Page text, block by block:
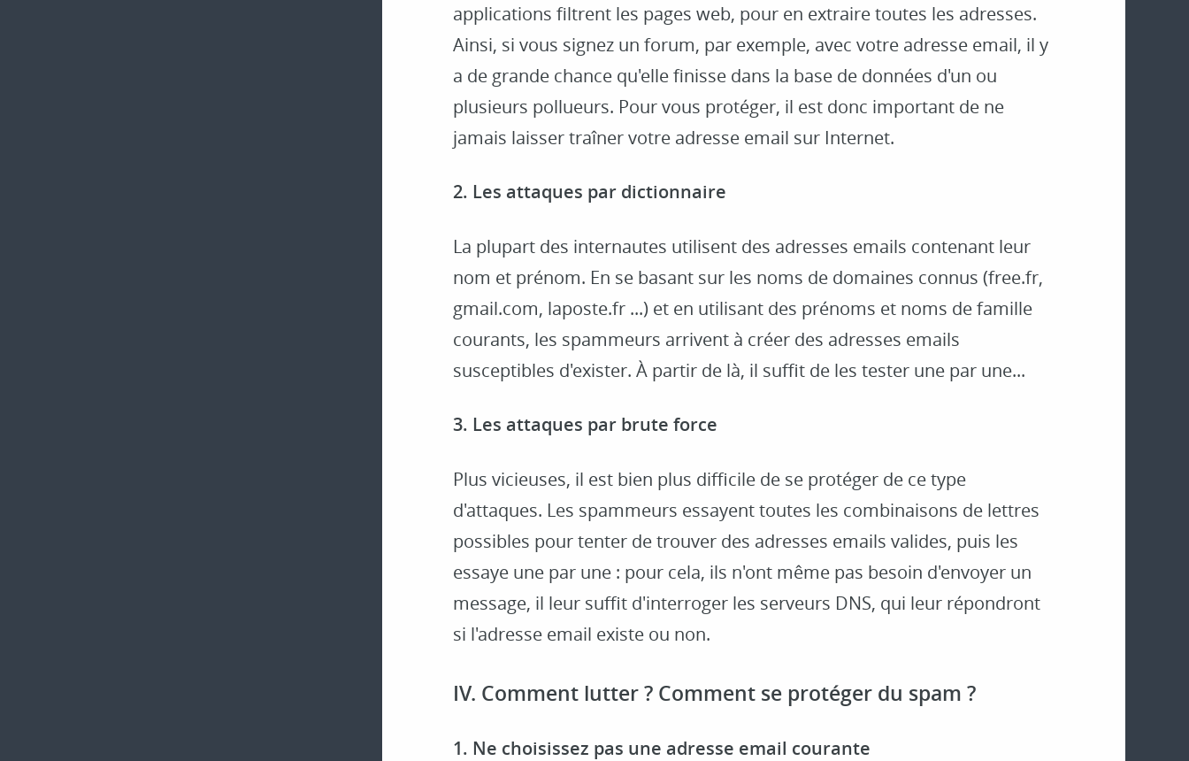
applications filtrent les pages web, pour en extraire toutes les adresses.
Ainsi, si vous signez un forum, par exemple, avec votre adresse email, il y
a de grande chance qu'elle finisse dans la base de données d'un ou
plusieurs pollueurs. Pour vous protéger, il est donc important de ne
jamais laisser traîner votre adresse email sur Internet.
2. Les attaques par dictionnaire
La plupart des internautes utilisent des adresses emails contenant leur
nom et prénom. En se basant sur les noms de domaines connus (free.fr,
gmail.com, laposte.fr ...) et en utilisant des prénoms et noms de famille
courants, les spammeurs arrivent à créer des adresses emails
susceptibles d'exister. À partir de là, il suffit de les tester une par une...
3. Les attaques par brute force
Plus vicieuses, il est bien plus difficile de se protéger de ce type
d'attaques. Les spammeurs essayent toutes les combinaisons de lettres
possibles pour tenter de trouver des adresses emails valides, puis les
essaye une par une : pour cela, ils n'ont même pas besoin d'envoyer un
message, il leur suffit d'interroger les serveurs DNS, qui leur répondront
si l'adresse email existe ou non.
IV. Comment lutter ? Comment se protéger du spam ?
1. Ne choisissez pas une adresse email courante